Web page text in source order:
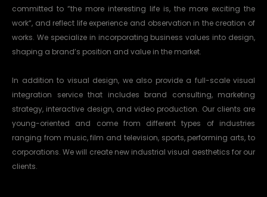
committed to “the more interesting life is, the more exciting the
work“, and reflect life experience and observation in the creation of
works. We specialize in incorporating business values into design,
shaping a brand’s position and value in the market.
In addition to visual design, we also provide a full-scale visual
integration service that includes brand consulting, marketing
strategy, interactive design, and video production. Our clients are
young-oriented and come from different types of industries
ranging from music, film and television, sports, performing arts, to
corporations. We will create new industrial visual aesthetics for our
clients.